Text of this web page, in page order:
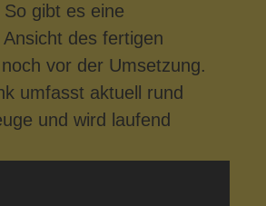
gibt es eine
des fertigen
vor der Umsetzung.
umfasst aktuell rund
und wird laufend